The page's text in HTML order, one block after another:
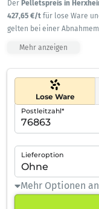
Der Pelletspreis in
427,65 €/t für lose Ware
gelten bei einer
Mehr anzeigen
Lose Ware
Postleitzahl*
Lieferoption
Mehr Optionen